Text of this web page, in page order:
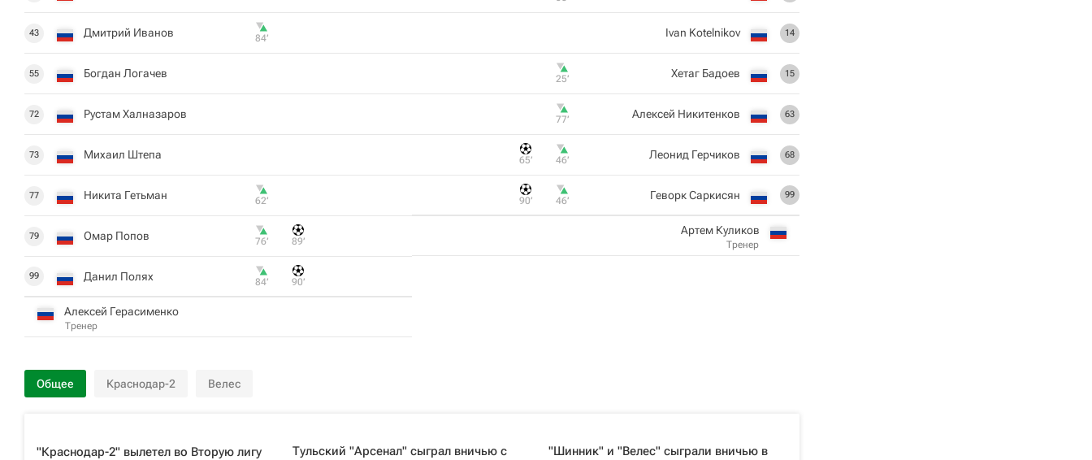
43 Дмитрий Иванов 84‎’‎
55 Богдан Логачев
72 Рустам Халназаров
73 Михаил Штепа
77 Никита Гетьман 62‎’‎
79 Омар Попов 76‎’‎ 89‎’‎
99 Данил Полях 84‎’‎ 90‎’‎
Алексей Герасименко
Тренер
14
Ivan Kotelnikov
15
Хетаг Бадоев
25‎’‎
63
Алексей Никитенков
77‎’‎
68
Леонид Герчиков
46‎’‎
65‎’‎
99
Геворк Саркисян
46‎’‎
90‎’‎
Артем Куликов
Тренер
Общее Краснодар-2 Велес
"Краснодар-2" вылетел во Вторую лигу
Тульский "Арсенал" сыграл вничью с
"Шинник" и "Велес" сыграли вничью в